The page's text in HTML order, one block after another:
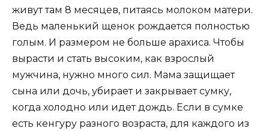
живут там 8 месяцев, питаясь молоком матери.
Ведь маленький щенок рождается полностью
голым. И размером не больше арахиса. Чтобы
вырасти и стать высоким, как взрослый
мужчина, нужно много сил. Мама защищает
сына или дочь, убирает и закрывает сумку,
когда холодно или идет дождь. Если в сумке
есть кенгуру разного возраста, для каждого из